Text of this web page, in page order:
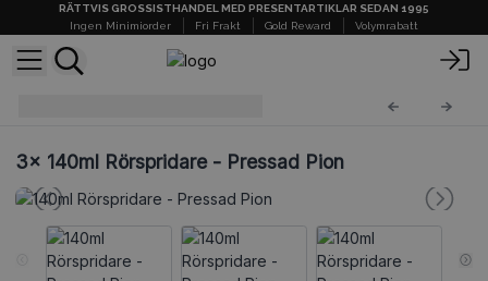
RÄTTVIS GROSSISTHANDEL MED PRESENTARTIKLAR SEDAN 1995
Ingen Minimiorder
Fri Frakt Gold Reward Volymrabatt
3x 140ml Rörspridare - Pressad Pion